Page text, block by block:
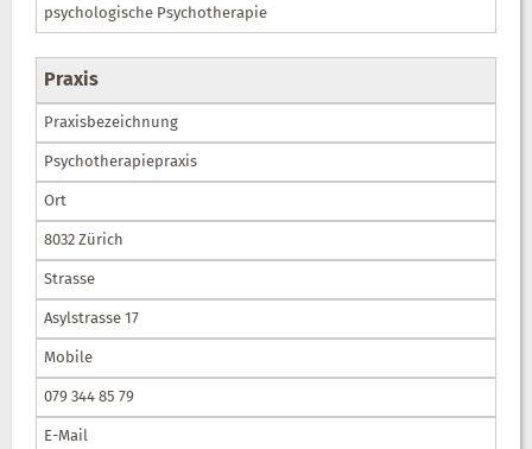
psychologische Psychotherapie
Praxis
Praxisbezeichnung
Psychotherapiepraxis
Ort
8032 Zürich
Strasse
Asylstrasse 17
Mobile
079 344 85 79
E-Mail